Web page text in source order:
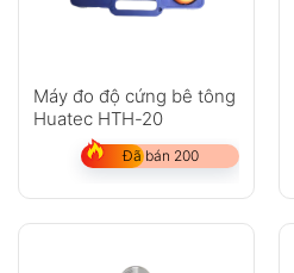
Máy đo độ cứng bê tông
Huatec HTH-20
Đã bán 200